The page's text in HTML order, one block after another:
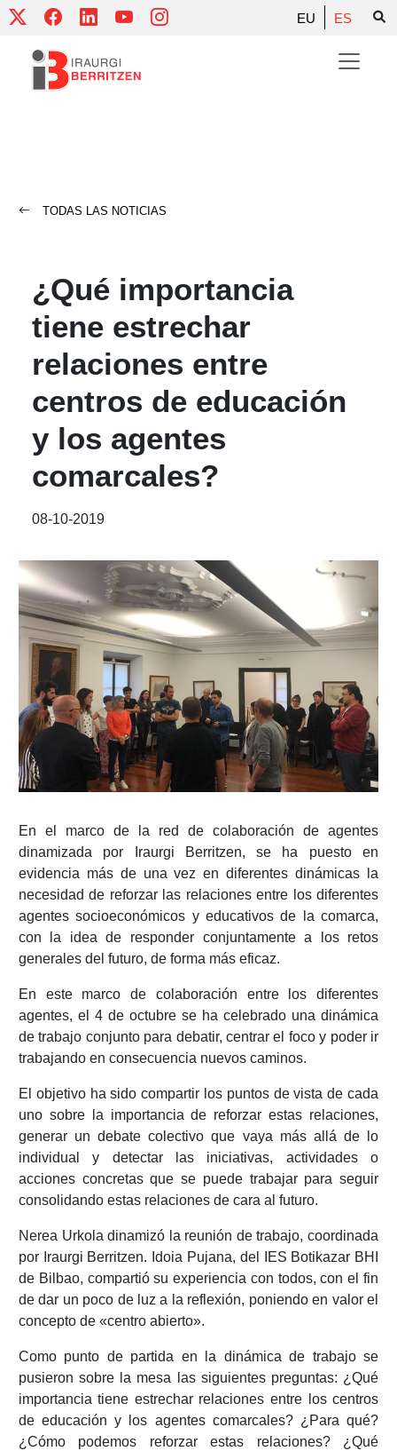
Skip
content
EU ES
TODAS LAS NOTICIAS
¿Qué importancia
tiene estrechar
relaciones entre
centros de educación
y los agentes
comarcales?
08-10-2019
En el marco de la red de colaboración de agentes
dinamizada por Iraurgi Berritzen, se ha puesto en
evidencia más de una vez en diferentes dinámicas la
necesidad de reforzar las relaciones entre los diferentes
agentes socioeconómicos y educativos de la comarca,
con la idea de responder conjuntamente a los retos
generales del futuro, de forma más eficaz.
En este marco de colaboración entre los diferentes
agentes, el 4 de octubre se ha celebrado una dinámica
de trabajo conjunto para debatir, centrar el foco y poder ir
trabajando en consecuencia nuevos caminos.
El objetivo ha sido compartir los puntos de vista de cada
uno sobre la importancia de reforzar estas relaciones,
generar un debate colectivo que vaya más allá de lo
individual y detectar las iniciativas, actividades o
acciones concretas que se puede trabajar para seguir
consolidando estas relaciones de cara al futuro.
Nerea Urkola dinamizó la reunión de trabajo, coordinada
por Iraurgi Berritzen. Idoia Pujana, del IES Botikazar BHI
de Bilbao, compartió su experiencia con todos, con el fin
de dar un poco de luz a la reflexión, poniendo en valor el
concepto de «centro abierto».
Como punto de partida en la dinámica de trabajo se
pusieron sobre la mesa las siguientes preguntas: ¿Qué
importancia tiene estrechar relaciones entre los centros
de educación y los agentes comarcales? ¿Para qué?
¿Cómo podemos reforzar estas relaciones? ¿Qué